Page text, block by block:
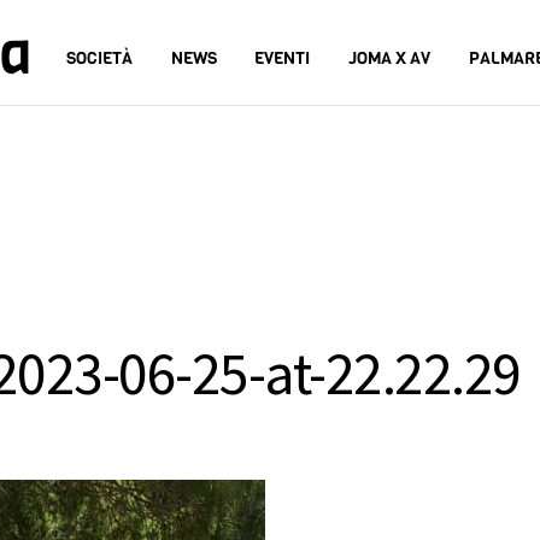
SOCIETÀ NEWS EVENTI JOMA X AV
06-25-at-22.22.29